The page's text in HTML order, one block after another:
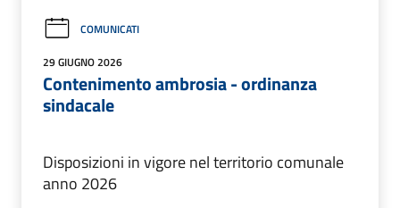
COMUNICATI
29 GIUGNO 2026
Contenimento ambrosia - ordinanza
sindacale
Disposizioni in vigore nel territorio comunale
anno 2026